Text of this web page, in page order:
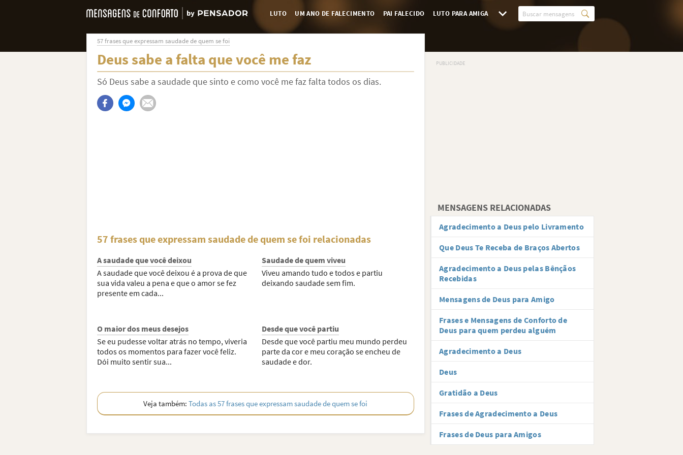
LUTO UM ANO DE FALECIMENTO PAI FALECIDO LUTO PARA AMIGA
57 frases que expressam saudade de quem se foi
Deus sabe a falta que você me faz
Só Deus sabe a saudade que sinto e como você me faz falta todos os dias.
57 frases que expressam saudade de quem se foi relacionadas
A saudade que você deixou
A saudade que você deixou é a prova de que
sua vida valeu a pena e que o amor se fez
presente em cada...
Saudade de quem viveu
Viveu amando tudo e todos e partiu
deixando saudade sem fim.
O maior dos meus desejos
Se eu pudesse voltar atrás no tempo, viveria
todos os momentos para fazer você feliz.
Dói muito sentir sua...
Desde que você partiu
Desde que você partiu meu mundo perdeu
parte da cor e meu coração se encheu de
saudade e dor.
Veja também:Todas as 57 frases que expressam saudade de quem se foi
MENSAGENS RELACIONADAS
Agradecimento a Deus pelo Livramento
Que Deus Te Receba de Braços Abertos
Agradecimento a Deus pelas Bênçãos
Recebidas
Mensagens de Deus para Amigo
Frases e Mensagens de Conforto de
Deus para quem perdeu alguém
Agradecimento a Deus
Deus
Gratidão a Deus
Frases de Agradecimento a Deus
Frases de Deus para Amigos